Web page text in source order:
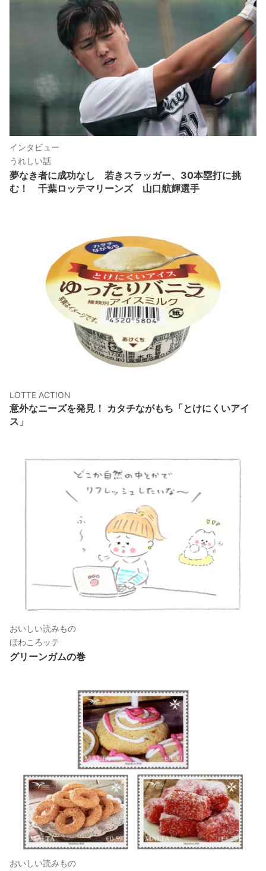
インタビュー
うれしい話
夢なき者に成功なし 若きスラッガー、30本塁打に挑
む！ 千葉ロッテマリーンズ 山口航輝選手
LOTTE ACTION
意外なニーズを発見！ カタチながもち「とけにくいアイ
ス」
おいしい読みもの
ほわころッテ
グリーンガムの巻
おいしい読みもの